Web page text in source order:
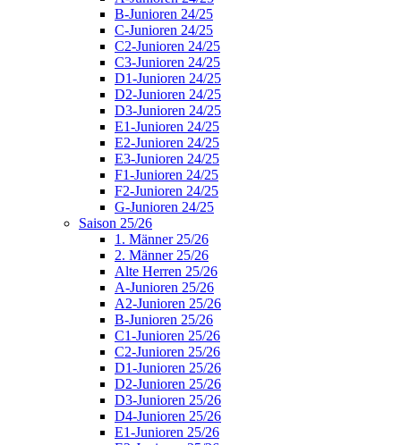
B-Junioren 24/25
C-Junioren 24/25
C2-Junioren 24/25
C3-Junioren 24/25
D1-Junioren 24/25
D2-Junioren 24/25
D3-Junioren 24/25
E1-Junioren 24/25
E2-Junioren 24/25
E3-Junioren 24/25
F1-Junioren 24/25
F2-Junioren 24/25
G-Junioren 24/25
Saison 25/26
1. Männer 25/26
2. Männer 25/26
Alte Herren 25/26
A-Junioren 25/26
A2-Junioren 25/26
B-Junioren 25/26
C1-Junioren 25/26
C2-Junioren 25/26
D1-Junioren 25/26
D2-Junioren 25/26
D3-Junioren 25/26
D4-Junioren 25/26
E1-Junioren 25/26